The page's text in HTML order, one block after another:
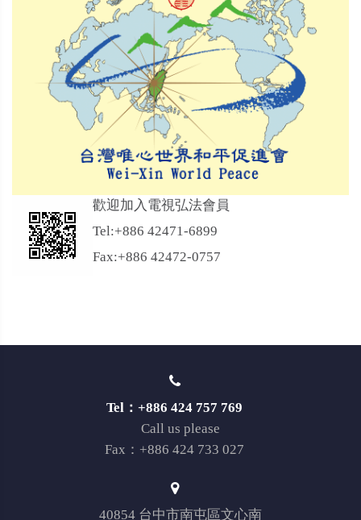
歡迎加入電視弘法會員
Tel:+886 42471-6899
Fax:+886 42472-0757
Tel：+886 424 757 769
Call us please
Fax：+886 424 733 027
40854 台中市南屯區文心南